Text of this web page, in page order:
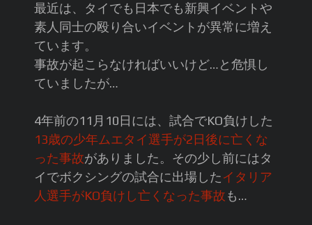
最近は、タイでも日本でも新興イベントや
素人同士の殴り合いイベントが異常に増え
ています。
事故が起こらなければいいけど…と危惧し
ていましたが…
4年前の11月10日には、試合でKO負けした
13歳の少年ムエタイ選手が2日後に亡くな
った事故がありました。その少し前にはタ
イでボクシングの試合に出場したイタリア
人選手がKO負けし亡くなった事故も…